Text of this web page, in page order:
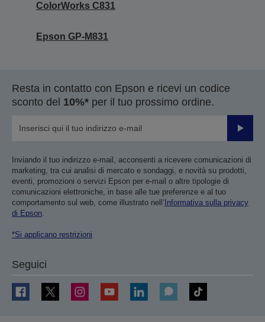
ColorWorks C831
Epson GP-M831
Resta in contatto con Epson e ricevi un codice
sconto del 10%* per il tuo prossimo ordine.
Invia
Inviando il tuo indirizzo e-mail, acconsenti a ricevere comunicazioni di
marketing, tra cui analisi di mercato e sondaggi, e novità su prodotti,
eventi, promozioni o servizi Epson per e-mail o altre tipologie di
comunicazioni elettroniche, in base alle tue preferenze e al tuo
comportamento sul web, come illustrato nell’ Informativa sulla privacy
di Epson
*Si applicano restrizioni
Seguici